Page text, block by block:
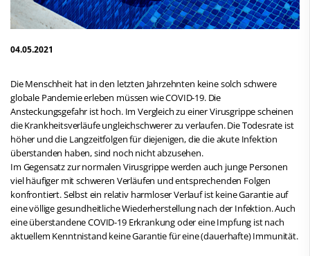
04.05.2021
Die Menschheit hat in den letzten Jahrzehnten keine solch schwere
globale Pandemie erleben müssen wie COVID-19. Die
Ansteckungsgefahr ist hoch. Im Vergleich zu einer Virusgrippe scheinen
die Krankheitsverläufe ungleichschwerer zu verlaufen. Die Todesrate ist
höher und die Langzeitfolgen für diejenigen, die die akute Infektion
überstanden haben, sind noch nicht abzusehen.
Im Gegensatz zur normalen Virusgrippe werden auch junge Personen
viel häufiger mit schweren Verläufen und entsprechenden Folgen
konfrontiert. Selbst ein relativ harmloser Verlauf ist keine Garantie auf
eine völlige gesundheitliche Wiederherstellung nach der Infektion. Auch
eine überstandene COVID-19 Erkrankung oder eine Impfung ist nach
aktuellem Kenntnistand keine Garantie für eine (dauerhafte) Immunität.